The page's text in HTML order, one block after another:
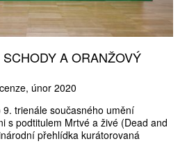
A ORANŽOVÝ
únor 2020
trienále současného umění
s podtitulem Mrtvé a živé (Dead and
přehlídka kurátorovaná